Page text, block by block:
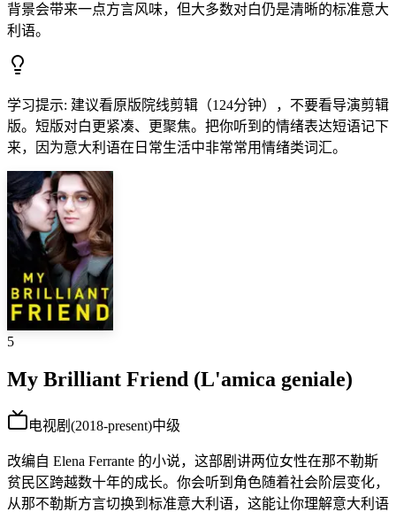
背景会带来一点方言风味，但大多数对白仍是清晰的标准意大
利语。
学习提示: 建议看原版院线剪辑（124分钟），不要看导演剪辑
版。短版对白更紧凑、更聚焦。把你听到的情绪表达短语记下
来，因为意大利语在日常生活中非常常用情绪类词汇。
5
My Brilliant Friend (L'amica geniale)
电视剧 (2018-present)中级
改编自 Elena Ferrante 的小说，这部剧讲两位女性在那不勒斯
贫民区跨越数十年的成长。你会听到角色随着社会阶层变化，
从那不勒斯方言切换到标准意大利语，这能让你理解意大利语